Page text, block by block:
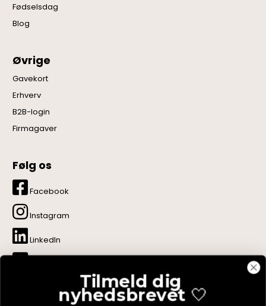
Fødselsdag
Blog
Øvrige
Gavekort
Erhverv
B2B-login
Firmagaver
Følg os
Facebook
Instagram
LinkedIn
Pinterest Tilmeld dig
nyhedsbrevet 🤍